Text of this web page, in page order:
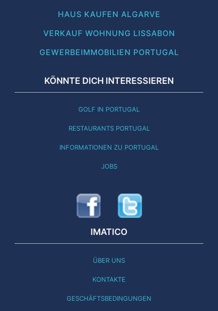
HAUS KAUFEN ALGARVE
VERKAUF WOHNUNG LISSABON
GEWERBEIMMOBILIEN PORTUGAL
KÖNNTE DICH INTERESSIEREN
GOLF IN PORTUGAL
RESTAURANTS PORTUGAL
INFORMATIONEN ZU PORTUGAL
JOBS
IMATICO
ÜBER UNS
KONTAKTE
GESCHÄFTSBEDINGUNGEN